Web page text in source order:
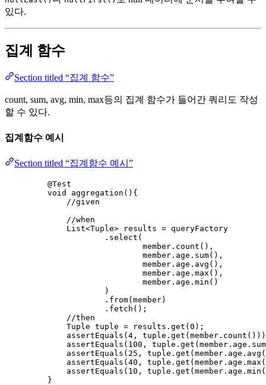
있다.
집계 함수
Section titled “집계 함수”
count, sum, avg, min, max등의 집계 함수가 들어간 쿼리도 작성
할 수 있다.
집계함수 예시
Section titled “집계함수 예시”
@Test
void
aggregation () {
//given
//when
List<Tuple> results = queryFactory
. select (
member . count () ,
member . age . sum() ,
member . age . avg () ,
member . age . max () ,
member . age . min ()
)
. from( member)
. fetch () ;
//then
Tuple tuple = results . get ( 0 ) ;
assertEquals ( 4 , tuple .get ( member .count ()))
assertEquals ( 100 , tuple .get ( member . age .sum
assertEquals ( 25 , tuple .get ( member . age .avg
assertEquals ( 40 , tuple .get ( member . age .max
assertEquals ( 10 , tuple .get ( member . age .min
}